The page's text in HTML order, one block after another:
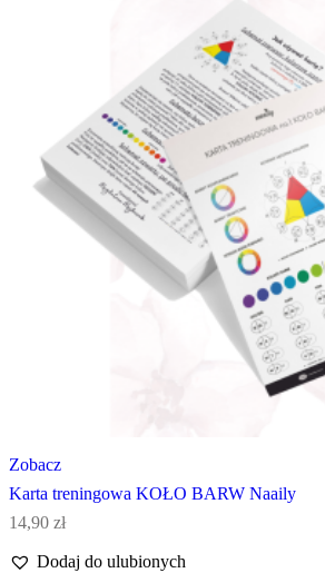
Zobacz
Karta treningowa KOŁO BARW Naaily
14,90 zł
Dodaj do ulubionych